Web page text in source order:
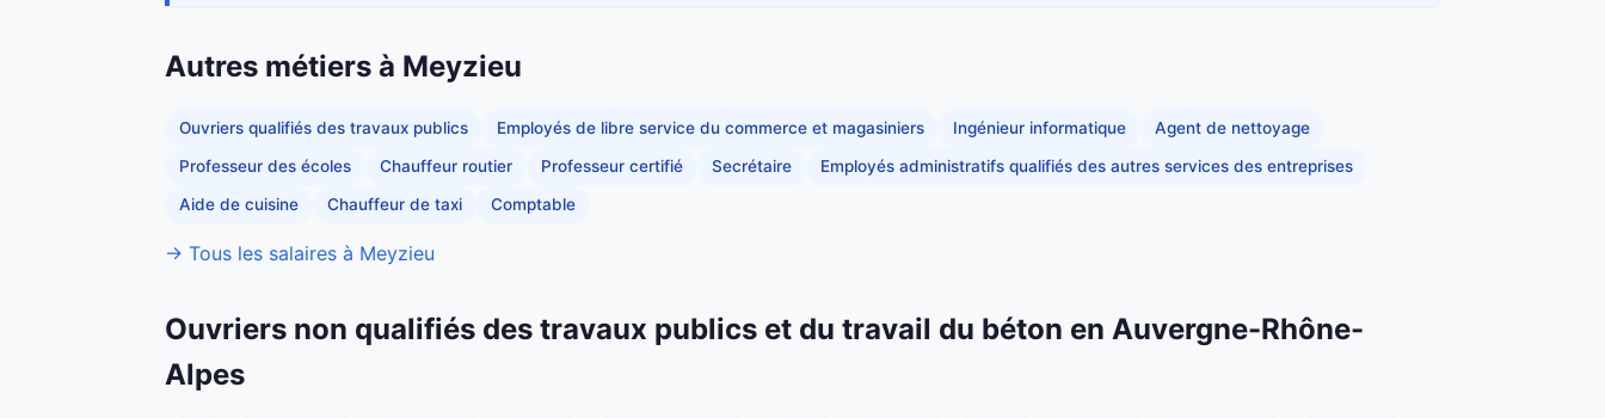
Autres métiers à Meyzieu
Ouvriers qualifiés des travaux publics Employés de libre service du commerce et magasiniers Ingénieur informatique Agent de nettoyage
Professeur des écoles Chauffeur routier Professeur certifié Secrétaire Employés administratifs qualifiés des autres services des entreprises
Aide de cuisine Chauffeur de taxi Comptable
→ Tous les salaires à Meyzieu
Ouvriers non qualifiés des travaux publics et du travail du béton en Auvergne-Rhône-
Alpes